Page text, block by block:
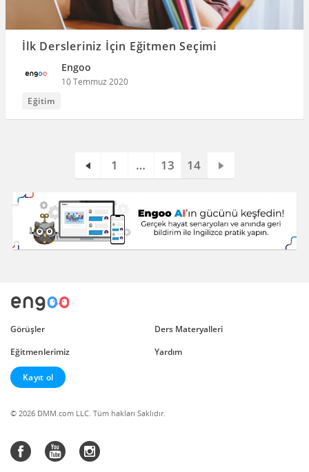
İlk Dersleriniz İçin Eğitmen Seçimi
Engoo
10 Temmuz 2020
Eğitim
1 … 13 14
Görüşler
Ders Materyalleri
Eğitmenlerimiz
Yardım
Kayıt ol
© 2026 DMM.com LLC. Tüm hakları Saklıdır.